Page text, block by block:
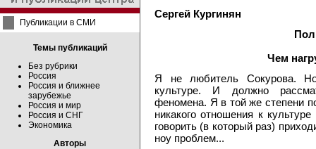
Публикации в СМИ
Темы публикаций
Без рубрики
Россия
Россия и ближнее
зарубежье
Россия и мир
Россия и СНГ
Экономика
Авторы
Сергей Кургинян
Чем
Я не любитель Сокурова.
культуре. И должно
феномена. Я в той же степени
никакого отношения к
говорить (в который раз)
ноу проблем...